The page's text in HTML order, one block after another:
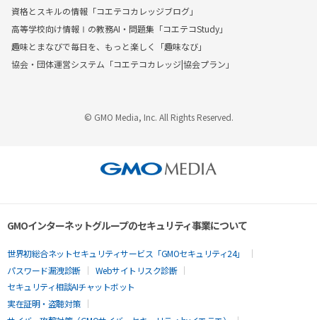
資格とスキルの情報「コエテコカレッジブログ」
高等学校向け情報Ⅰの教務AI・問題集「コエテコStudy」
趣味とまなびで毎日を、もっと楽しく「趣味なび」
協会・団体運営システム「コエテコカレッジ|協会プラン」
© GMO Media, Inc. All Rights Reserved.
GMOインターネットグループのセキュリティ事業について
世界初総合ネットセキュリティサービス「GMOセキュリティ24」
パスワード漏洩診断
Webサイトリスク診断
セキュリティ相談AIチャットボット
実在証明・盗聴対策